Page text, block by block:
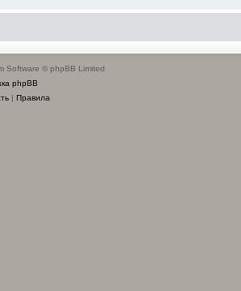
Software © phpBB Limited
phpBB
| Правила